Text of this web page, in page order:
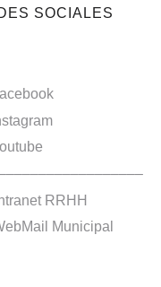
SOCIALES
RRHH
Municipal